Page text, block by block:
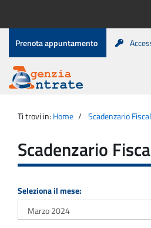
contenuto
Menu
di
servizio
Prenota appuntamento
Agenzia
principale
Ti trovi in: Home Scadenzario
Scadenzario
Seleziona il mese: